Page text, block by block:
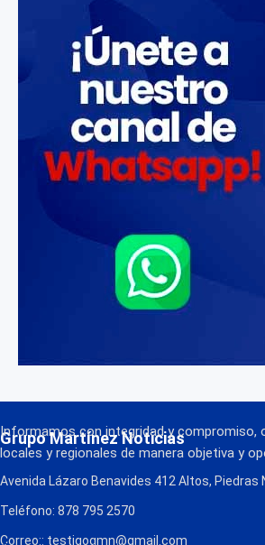
Grupo Martínez Noticias
Informamos con integridad y compromiso,
locales y regionales de manera objetiva y
Avenida Lázaro Benavides 412 Altos, Piedras
Teléfono: 878 795 2570
Correo:: testigogmn@gmail.com